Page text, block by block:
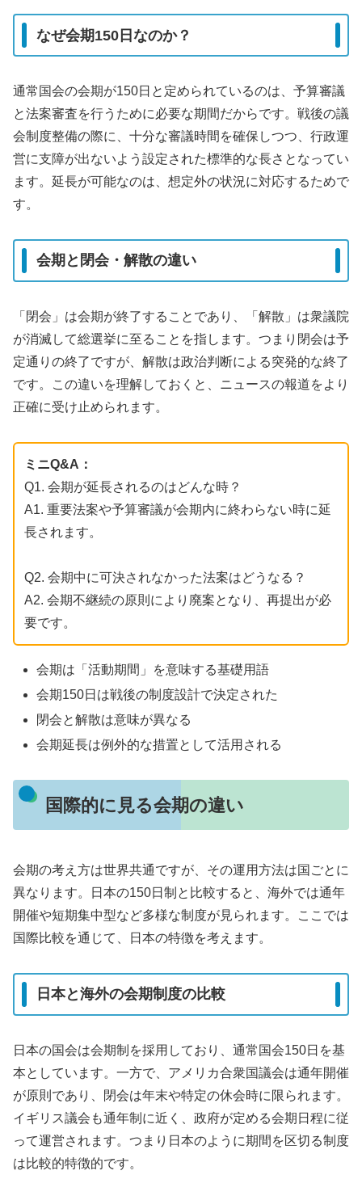
なぜ会期150日なのか？
通常国会の会期が150日と定められているのは、予算審議
と法案審査を行うために必要な期間だからです。戦後の議
会制度整備の際に、十分な審議時間を確保しつつ、行政運
営に支障が出ないよう設定された標準的な長さとなってい
ます。延長が可能なのは、想定外の状況に対応するためで
す。
会期と閉会・解散の違い
「閉会」は会期が終了することであり、「解散」は衆議院
が消滅して総選挙に至ることを指します。つまり閉会は予
定通りの終了ですが、解散は政治判断による突発的な終了
です。この違いを理解しておくと、ニュースの報道をより
正確に受け止められます。
ミニQ&A：
Q1. 会期が延長されるのはどんな時？
A1. 重要法案や予算審議が会期内に終わらない時に延
長されます。
Q2. 会期中に可決されなかった法案はどうなる？
A2. 会期不継続の原則により廃案となり、再提出が必
要です。
会期は「活動期間」を意味する基礎用語
会期150日は戦後の制度設計で決定された
閉会と解散は意味が異なる
会期延長は例外的な措置として活用される
国際的に見る会期の違い
会期の考え方は世界共通ですが、その運用方法は国ごとに
異なります。日本の150日制と比較すると、海外では通年
開催や短期集中型など多様な制度が見られます。ここでは
国際比較を通じて、日本の特徴を考えます。
日本と海外の会期制度の比較
日本の国会は会期制を採用しており、通常国会150日を基
本としています。一方で、アメリカ合衆国議会は通年開催
が原則であり、閉会は年末や特定の休会時に限られます。
イギリス議会も通年制に近く、政府が定める会期日程に従
って運営されます。つまり日本のように期間を区切る制度
は比較的特徴的です。